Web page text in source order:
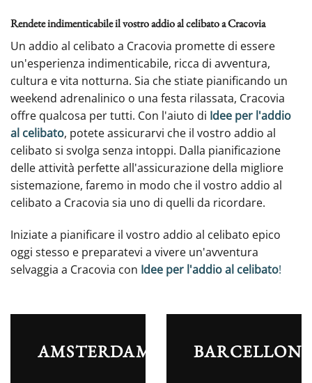
Rendete indimenticabile il vostro addio al celibato a Cracovia
Un addio al celibato a Cracovia promette di essere
un'esperienza indimenticabile, ricca di avventura,
cultura e vita notturna. Sia che stiate pianificando un
weekend adrenalinico o una festa rilassata, Cracovia
offre qualcosa per tutti. Con l'aiuto di Idee per l'addio
al celibato, potete assicurarvi che il vostro addio al
celibato si svolga senza intoppi. Dalla pianificazione
delle attività perfette all'assicurazione della migliore
sistemazione, faremo in modo che il vostro addio al
celibato a Cracovia sia uno di quelli da ricordare.
Iniziate a pianificare il vostro addio al celibato epico
oggi stesso e preparatevi a vivere un'avventura
selvaggia a Cracovia con Idee per l'addio al celibato!
AMSTERDAM